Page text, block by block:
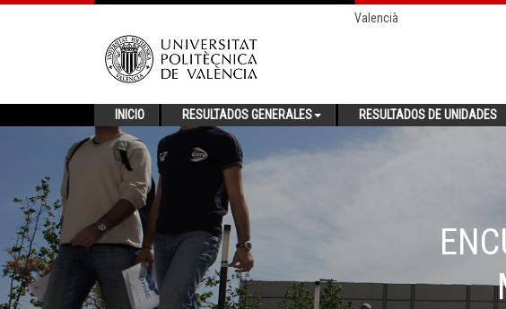
Valencià
INICIO RESULTADOS GENERALES RESULTADOS DE UNIDADES